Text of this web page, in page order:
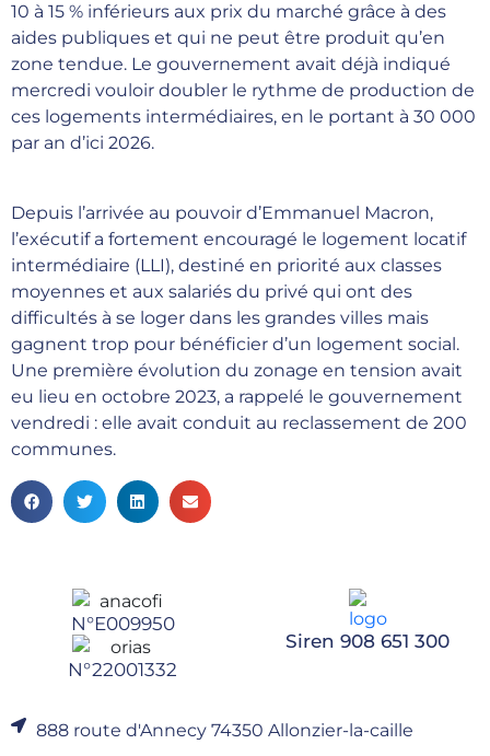
10 à 15 % inférieurs aux prix du marché grâce à des
aides publiques et qui ne peut être produit qu’en
zone tendue. Le gouvernement avait déjà indiqué
mercredi vouloir doubler le rythme de production de
ces logements intermédiaires, en le portant à 30 000
par an d’ici 2026.
Depuis l’arrivée au pouvoir d’Emmanuel Macron,
l’exécutif a fortement encouragé le logement locatif
intermédiaire (LLI), destiné en priorité aux classes
moyennes et aux salariés du privé qui ont des
difficultés à se loger dans les grandes villes mais
gagnent trop pour bénéficier d’un logement social.
Une première évolution du zonage en tension avait
eu lieu en octobre 2023, a rappelé le gouvernement
vendredi : elle avait conduit au reclassement de 200
communes.
N°E009950
N°22001332
Siren 908 651 300
888 route d'Annecy 74350 Allonzier-la-caille